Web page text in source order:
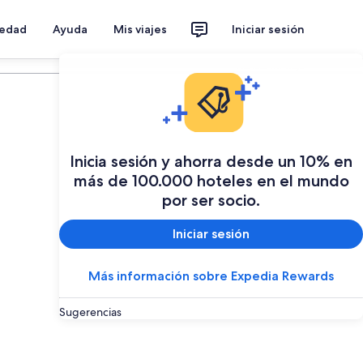
Ayuda Mis viajes Iniciar sesión
Inicia sesión y ahorra desde un 10% en
más de 100.000 hoteles en el mundo
por ser socio.
Iniciar sesión
Más información sobre Expedia Rewards
Sugerencias